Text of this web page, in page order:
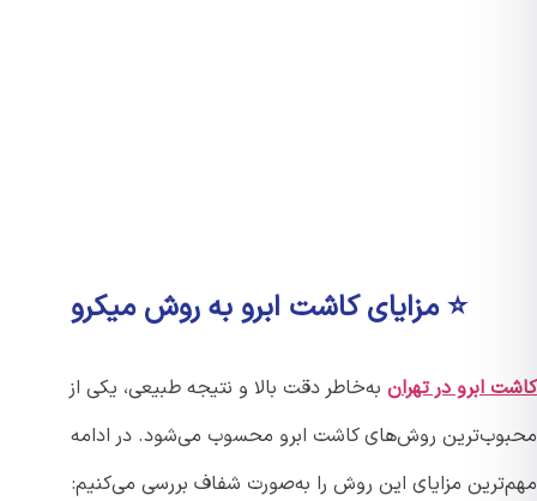
⭐ مزایای کاشت ابرو به روش میکرو
ابرو در تهرانبه‌خاطر دقت بالا و نتیجه طبیعی، یکی از
روش‌های کاشت ابرو محسوب می‌شود. در ادامه
مزایای این روش را به‌صورت شفاف بررسی می‌کنیم: